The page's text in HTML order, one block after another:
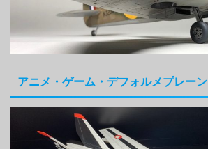
アニメ・ゲーム・デフォルメプレーン